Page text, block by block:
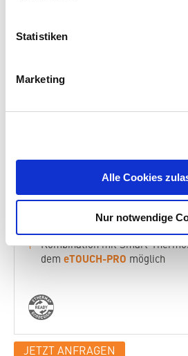
Statistiken
Marketing
Alle Cookies
Nur notwendige
Maßgeschneiderte Lösung -
und Verarbeitung
Anschlussleitungen ebenfalls
Kombination mit Smart-
dem eTOUCH-PRO möglich
JETZT ANFRAGEN